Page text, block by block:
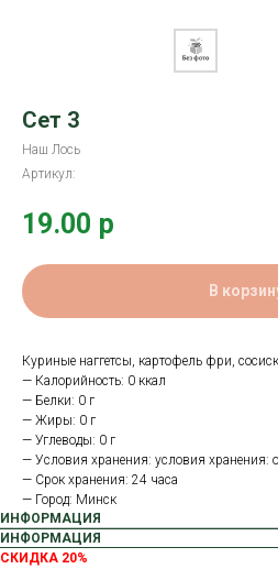
Сет 3
Наш Лось
Артикул:
19.00 р
В
Куриные наггетсы, картофель фри,
— Калорийность: 0 ккал
— Белки: 0 г
— Жиры: 0 г
— Углеводы: 0 г
— Условия хранения: условия хранения:
— Срок хранения: 24 часа
— Город: Минск
ИНФОРМАЦИЯ
ИНФОРМАЦИЯ
СКИДКА 20%